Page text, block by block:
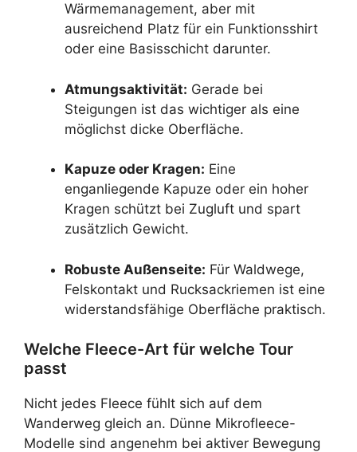
Wärmemanagement, aber mit
ausreichend Platz für ein Funktionsshirt
oder eine Basisschicht darunter.
Atmungsaktivität: Gerade bei
Steigungen ist das wichtiger als eine
möglichst dicke Oberfläche.
Kapuze oder Kragen: Eine
enganliegende Kapuze oder ein hoher
Kragen schützt bei Zugluft und spart
zusätzlich Gewicht.
Robuste Außenseite: Für Waldwege,
Felskontakt und Rucksackriemen ist eine
widerstandsfähige Oberfläche praktisch.
Welche Fleece-Art für welche Tour
passt
Nicht jedes Fleece fühlt sich auf dem
Wanderweg gleich an. Dünne Mikrofleece-
Modelle sind angenehm bei aktiver Bewegung